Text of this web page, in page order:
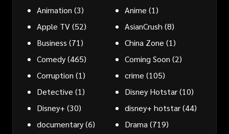
Animation (3) Anime (1)
Apple TV(52) AsianCrush (8)
Business (71) China Zone (1)
Comedy(465) Coming Soon (2)
Corruption (1) crime (105)
Detective (1) Disney Hotstar(10)
Disney+ (30) disney+ hotstar(44)
documentary(6) Drama (719)